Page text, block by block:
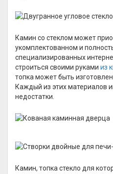
Камин со стеклом может
укомплектованном и
специализированных
строиться своими руками из
топка может быть
Каждый из этих материалов
недостатки.
Камин, топка стекло для